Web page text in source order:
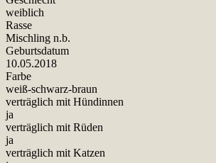
weiblich
Rasse
Mischling n.b.
Geburtsdatum
10.05.2018
Farbe
weiß-schwarz-braun
verträglich mit Hündinnen
ja
verträglich mit Rüden
ja
verträglich mit Katzen